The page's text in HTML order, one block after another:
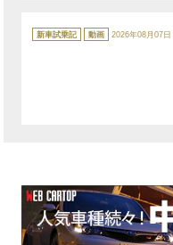
テ
ゴ
新車試乗記 動画 2026年08月07日